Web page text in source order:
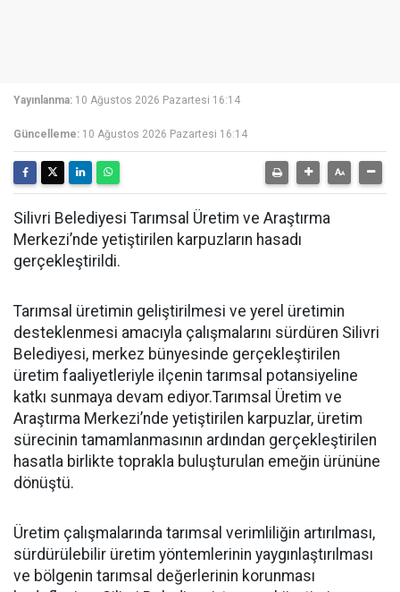
Yayınlanma: 10 Ağustos 2026 Pazartesi 16:14
Güncelleme: 10 Ağustos 2026 Pazartesi 16:14
Silivri Belediyesi Tarımsal Üretim ve Araştırma
Merkezi’nde yetiştirilen karpuzların hasadı
gerçekleştirildi.
Tarımsal üretimin geliştirilmesi ve yerel üretimin
desteklenmesi amacıyla çalışmalarını sürdüren Silivri
Belediyesi, merkez bünyesinde gerçekleştirilen
üretim faaliyetleriyle ilçenin tarımsal potansiyeline
katkı sunmaya devam ediyor.Tarımsal Üretim ve
Araştırma Merkezi’nde yetiştirilen karpuzlar, üretim
sürecinin tamamlanmasının ardından gerçekleştirilen
hasatla birlikte toprakla buluşturulan emeğin ürününe
dönüştü.
Üretim çalışmalarında tarımsal verimliliğin artırılması,
sürdürülebilir üretim yöntemlerinin yaygınlaştırılması
ve bölgenin tarımsal değerlerinin korunması